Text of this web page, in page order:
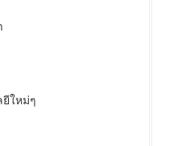
ใหม่ๆ